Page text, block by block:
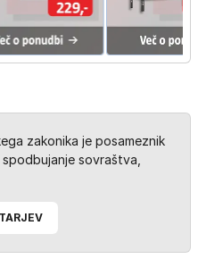
zakonika je posameznik
sovraštva,